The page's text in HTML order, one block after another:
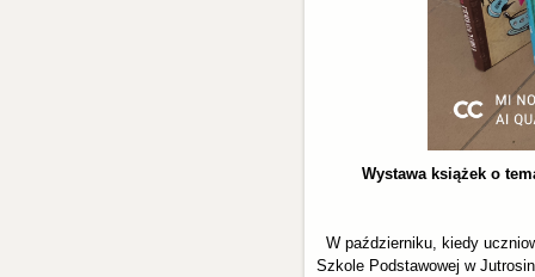
Wystawa książek o
W październiku, kiedy
Szkole Podstawowej w